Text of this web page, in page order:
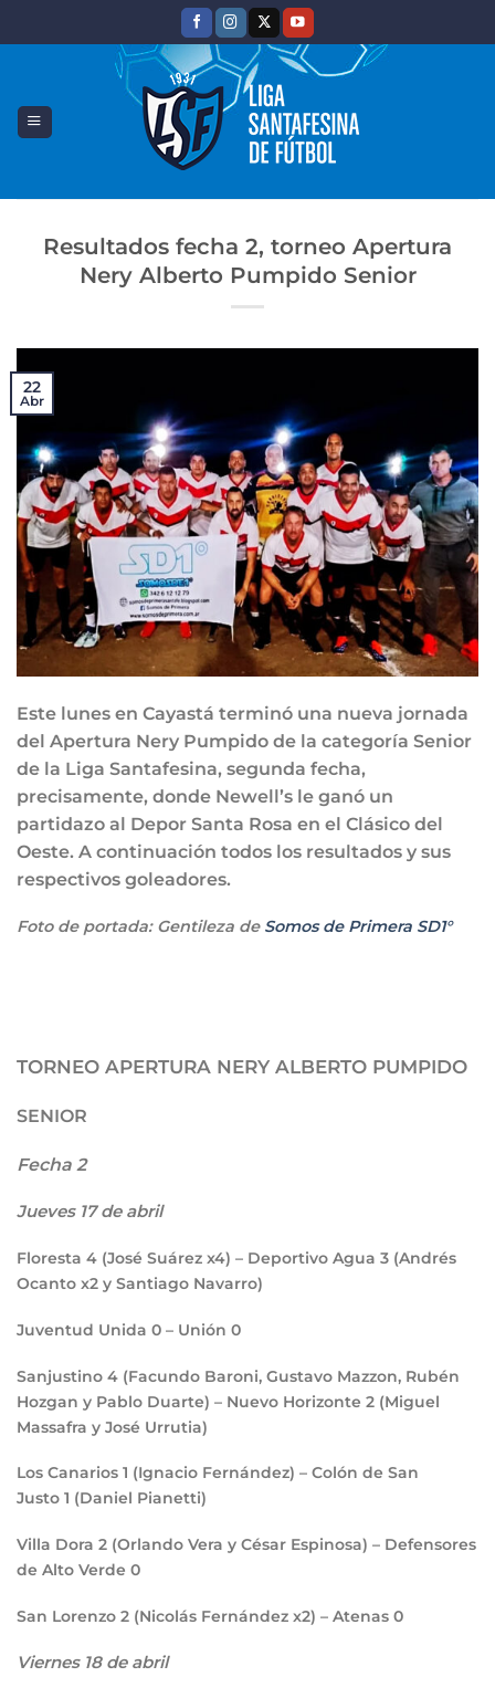
Resultados fecha 2, torneo Apertura
Nery Alberto Pumpido Senior
22
Abr
Este lunes en Cayastá terminó una nueva jornada
del Apertura Nery Pumpido de la categoría Senior
de la Liga Santafesina, segunda fecha,
precisamente, donde Newell’s le ganó un
partidazo al Depor Santa Rosa en el Clásico del
Oeste. A continuación todos los resultados y sus
respectivos goleadores.
Foto de portada: Gentileza de Somos de Primera SD1°
TORNEO APERTURA NERY ALBERTO PUMPIDO
SENIOR
Fecha 2
Jueves 17 de abril
Floresta 4 (José Suárez x4) – Deportivo Agua 3 (Andrés
Ocanto x2 y Santiago Navarro)
Juventud Unida 0 – Unión 0
Sanjustino 4 (Facundo Baroni, Gustavo Mazzon, Rubén
Hozgan y Pablo Duarte) – Nuevo Horizonte 2 (Miguel
Massafra y José Urrutia)
Los Canarios 1 (Ignacio Fernández) – Colón de San
Justo 1 (Daniel Pianetti)
Villa Dora 2 (Orlando Vera y César Espinosa) – Defensores
de Alto Verde 0
San Lorenzo 2 (Nicolás Fernández x2) – Atenas 0
Viernes 18 de abril